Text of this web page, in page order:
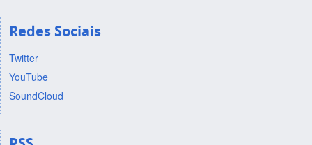
Redes Sociais
Twitter
YouTube
SoundCloud